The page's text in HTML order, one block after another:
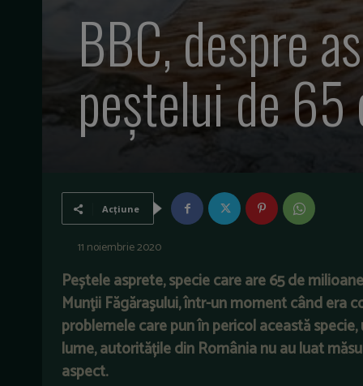
BBC, despre
peștelui de 65
Acțiune
11 noiembrie 2020
Peștele asprete, specie care are 65 de
Munţii Făgăraşului, într-un moment când era
problemele care pun în pericol această
lume, autoritățile din România nu au luat
aspect.